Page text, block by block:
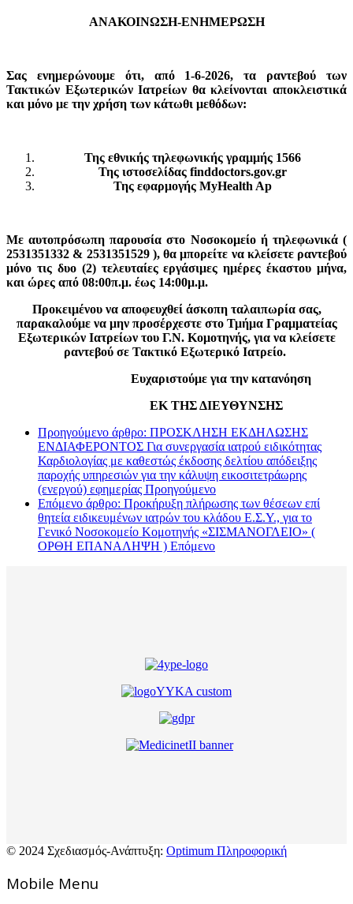
ΑΝΑΚΟΙΝΩΣΗ-ΕΝΗΜΕΡΩΣΗ
Σας ενημερώνουμε ότι, από 1-6-2026, τα ραντεβού των
Τακτικών Εξωτερικών Ιατρείων θα κλείνονται αποκλειστικά
και μόνο με την χρήση των κάτωθι μεθόδων:
Της εθνικής τηλεφωνικής γραμμής 1566
Της ιστοσελίδας finddoctors.gov.gr
Της εφαρμογής MyHealth Ap
Με αυτοπρόσωπη παρουσία στο Νοσοκομείο ή τηλεφωνικά (
2531351332 & 2531351529 ), θα μπορείτε να κλείσετε ραντεβού
μόνο τις δυο (2) τελευταίες εργάσιμες ημέρες έκαστου μήνα,
και ώρες από 08:00π.μ. έως 14:00μ.μ.
Προκειμένου να αποφευχθεί άσκοπη ταλαιπωρία σας,
παρακαλούμε να μην προσέρχεστε στο Τμήμα Γραμματείας
Εξωτερικών Ιατρείων του Γ.Ν. Κομοτηνής, για να κλείσετε
ραντεβού σε Τακτικό Εξωτερικό Ιατρείο.
Ευχαριστούμε για την κατανόηση
ΕΚ ΤΗΣ ΔΙΕΥΘΥΝΣΗΣ
Προηγούμενο άρθρο: ΠΡΟΣΚΛΗΣΗ ΕΚΔΗΛΩΣΗΣ
ΕΝΔΙΑΦΕΡΟΝΤΟΣ Για συνεργασία ιατρού ειδικότητας
Καρδιολογίας με καθεστώς έκδοσης δελτίου απόδειξης
παροχής υπηρεσιών για την κάλυψη εικοσιτετράωρης
(ενεργού) εφημερίας Προηγούμενο
Επόμενο άρθρο: Προκήρυξη πλήρωσης των θέσεων επί
θητεία ειδικευμένων ιατρών του κλάδου Ε.Σ.Υ., για το
Γενικό Νοσοκομείο Κομοτηνής «ΣΙΣΜΑΝΟΓΛΕΙΟ» (
ΟΡΘΗ ΕΠΑΝΑΛΗΨΗ ) Επόμενο
© 2024 Σχεδιασμός-Ανάπτυξη: Optimum Πληροφορική
Mοbile Menu